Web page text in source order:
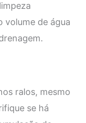
volume de água
ralos, mesmo
se há